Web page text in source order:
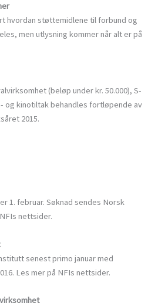
hvordan støttemidlene til forbund og
men utlysning kommer når alt er på
(beløp under kr. 50.000), S-
og kinotiltak behandles fortløpende av
2015.
1. februar. Søknad sendes Norsk
nettsider.
senest primo januar med
Les mer på NFIs nettsider.